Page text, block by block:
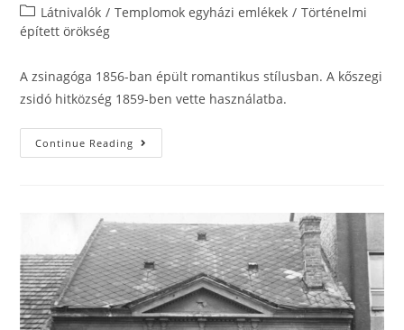
Látnivalók / Templomok egyházi emlékek / Történelmi
épített örökség
A zsinagóga 1856-ban épült romantikus stílusban. A kőszegi
zsidó hitközség 1859-ben vette használatba.
Continue Reading